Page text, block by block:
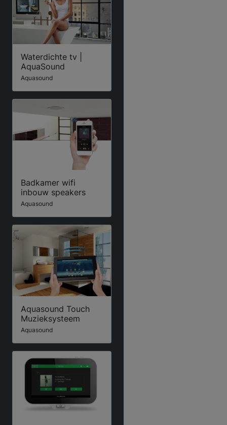
Waterdichte tv |
AquaSound
Aquasound
Badkamer wifi
inbouw speakers
Aquasound
Aquasound Touch
Muzieksysteem
Aquasound